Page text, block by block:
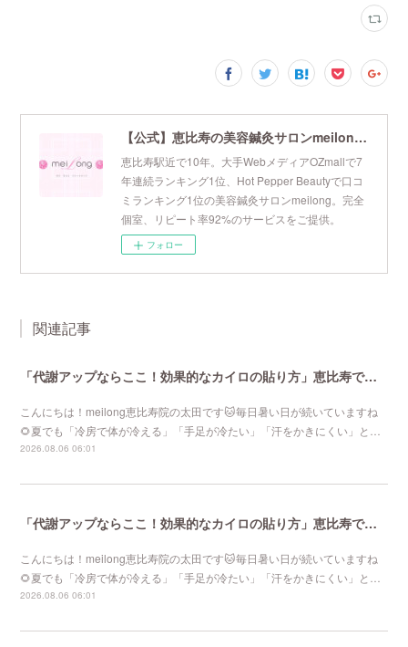
【公式】恵比寿の美容鍼灸サロンmeilong｜ツボを押さえた針・お灸の治療で美容と健康を叶えます
恵比寿駅近で10年。大手WebメディアOZmallで7
年連続ランキング1位、Hot Pepper Beautyで口コ
ミランキング1位の美容鍼灸サロンmeilong。完全
個室、リピート率92%のサービスをご提供。
フォロー
関連記事
「代謝アップならここ！効果的なカイロの貼り方」恵比寿で口コミNo 1美容鍼灸ならmeilong
こんにちは！meilong恵比寿院の太田です🐱毎日暑い日が続いていますね
🌻夏でも「冷房で体が冷える」「手足が冷たい」「汗をかきにくい」と…
2026.08.06 06:01
「代謝アップならここ！効果的なカイロの貼り方」恵比寿で口コミNo 1美容鍼灸ならmeilong
こんにちは！meilong恵比寿院の太田です🐱毎日暑い日が続いていますね
🌻夏でも「冷房で体が冷える」「手足が冷たい」「汗をかきにくい」と…
2026.08.06 06:01